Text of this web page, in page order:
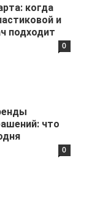
когда
и
подходит
0
что
0